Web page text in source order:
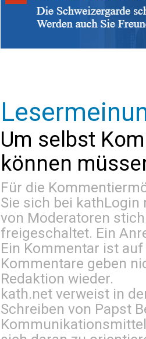
Um selbst
können
Für die
Sie sich bei kathLogin
von Moderatoren
freigeschaltet. Ein
Ein Kommentar ist
Kommentare geben
Redaktion wieder.
kath.net verweist in
Schreiben von Papst